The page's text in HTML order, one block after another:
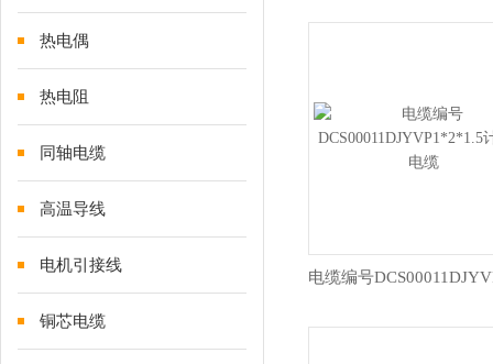
热电偶
热电阻
同轴电缆
高温导线
电机引接线
铜芯电缆